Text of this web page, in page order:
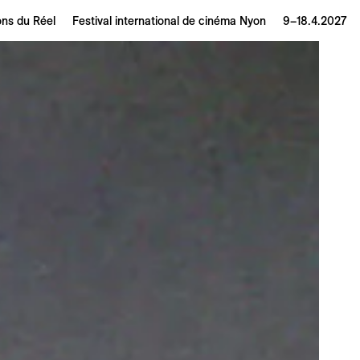
du Réel Festival international de cinéma Nyon 9–18.4.2027